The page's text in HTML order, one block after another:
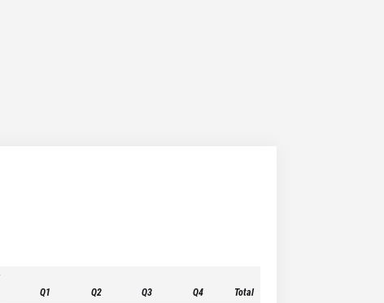
Q1 Q2 Q3 Q4 Total